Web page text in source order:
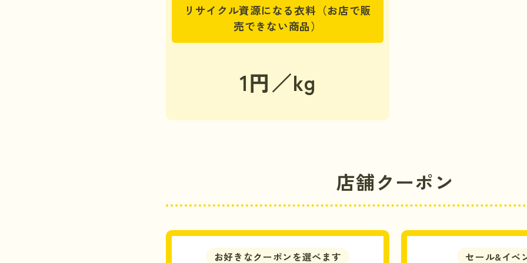
リサイクル資源になる衣料（お店で販
売できない商品）
1円／kg
店舗クーポン
お好きなクーポンを選べます セール&イベ